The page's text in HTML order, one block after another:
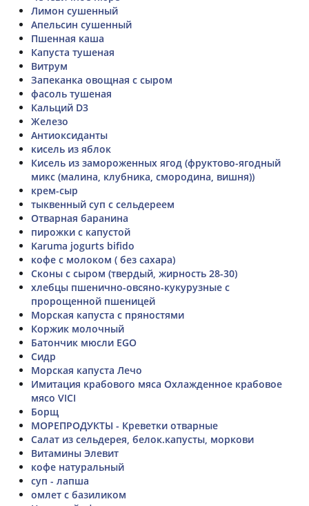
Лимон сушенный
Апельсин сушенный
Пшенная каша
Капуста тушеная
Витрум
Запеканка овощная с сыром
фасоль тушеная
Кальций D3
Железо
Антиоксиданты
кисель из яблок
Кисель из замороженных ягод (фруктово-ягодный
микс (малина, клубника, смородина, вишня))
крем-сыр
тыквенный суп с сельдереем
Отварная баранина
пирожки с капустой
Karuma jogurts bifido
кофе с молоком ( без сахара)
Сконы с сыром (твердый, жирность 28-30)
хлебцы пшенично-овсяно-кукурузные с
пророщенной пшеницей
Морская капуста с пряностями
Коржик молочный
Батончик мюсли EGO
Сидр
Морская капуста Лечо
Имитация крабового мяса Охлажденное крабовое
мясо VICI
Борщ
МОРЕПРОДУКТЫ - Креветки отварные
Салат из сельдерея, белок.капусты, моркови
Витамины Элевит
кофе натуральный
суп - лапша
омлет с базиликом